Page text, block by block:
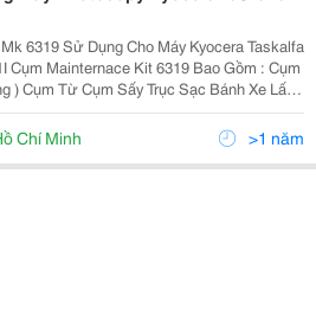
Máy Kyocera Taskalfa
Xe Lấy
Giấy Lá Lúa Dẫn Giấy Cụm Bánh Xe Lấy G
Chí Minh >1 năm